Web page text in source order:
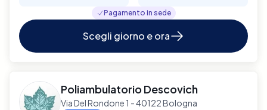
Pagamento in sede
Scegli giorno e ora
Poliambulatorio Descovich
Via Del Rondone 1 - 40122 Bologna